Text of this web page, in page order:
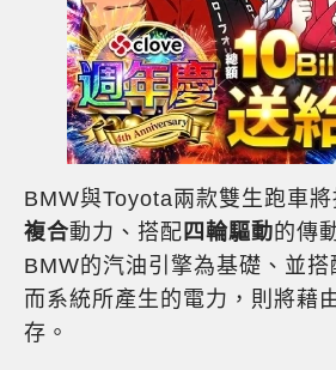
BMW與Toyota兩款雙生跑車將
複合動力、搭配 四輪驅動的傳
BMW的汽油引擎為基礎、並搭
而系統所產生的電力，則將藉
存。